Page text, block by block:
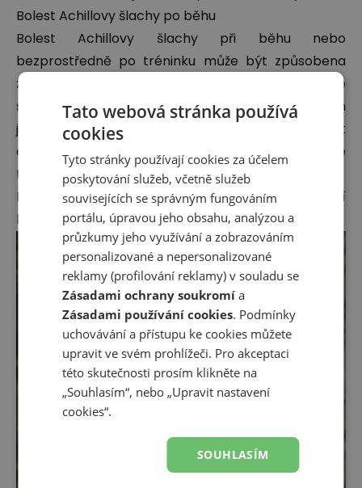
Bolest Achillovy šlachy po běhu
Bolest Achillovy šlachy při běhu nebo
bezprostředně po tréninku může být způsobena
zánětem Achillovy šlachy
, který se vyskytuje ve
struktuře spojující lýtko s patní kostí. Symptomem
je ztuhlost pociťovaná v této části těla. Může to být
důsledkemnadměrné zátěže
, zvláště když se
tempo při běhu zvyšuje příliš rychle.
Podívejte se také, jaká zranění nejčastěji postihují
běžce
Tato webová stránka používá
cookies
Tyto stránky používají cookies za účelem
poskytování služeb, včetně služeb
souvisejících se správným fungováním
portálu, úpravou jeho obsahu, analýzou a
průzkumy jeho využívání a zobrazováním
personalizované a nepersonalizované
reklamy (profilování reklamy) v souladu se
Zásadami ochrany soukromí a
Zásadami používání cookies. Podmínky
uchovávání a přístupu ke cookies můžete
upravit ve svém prohlížeči. Pro akceptaci
této skutečnosti prosím klikněte na
„Souhlasím“, nebo „Upravit nastavení
cookies“.
SOUHLASÍM